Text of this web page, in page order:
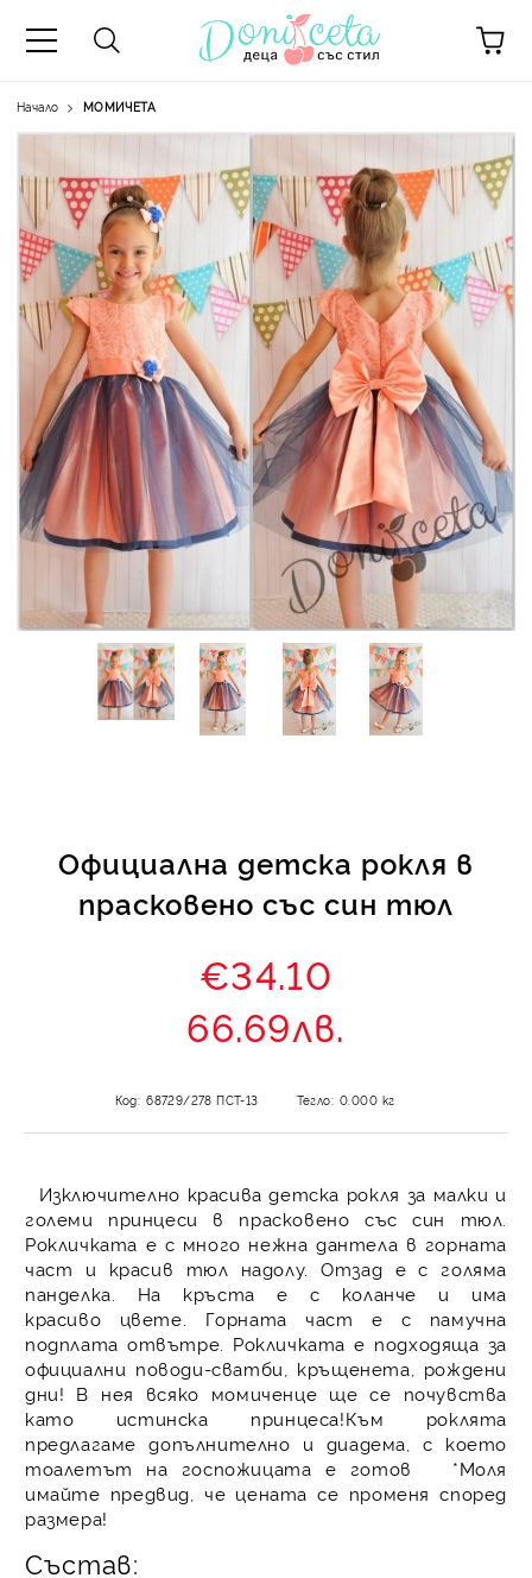
-50%
Начало МОМИЧЕТА
Официална детска рокля в
прасковено със син тюл
€34.10
66.69лв.
Код: 68729/278 ПСТ-13 Тегло: 0.000 кг
Изключително красива детска рокля за малки и
големи принцеси в прасковено със син тюл.
Рокличката е с много нежна дантела в горната
част и красив тюл надолу. Отзад е с голяма
панделка. На кръста е с коланче и има
красиво цвете. Горната част е с памучна
подплата отвътре. Рокличката е подходяща за
официални поводи-сватби, кръщенета, рождени
дни! В нея всяко момиченце ще се почувства
като истинска принцеса!Към роклята
предлагаме допълнително и диадема, с което
тоалетът на госпожицата е готов *Моля
имайте предвид, че цената се променя според
размера!
Състав: